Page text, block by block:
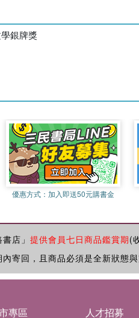
銀牌獎
優惠方式： 加入即送50元購書金
店」 提供會員七日商品鑑賞期(
寄回，且商品必須是全新狀態
專區 人才招募